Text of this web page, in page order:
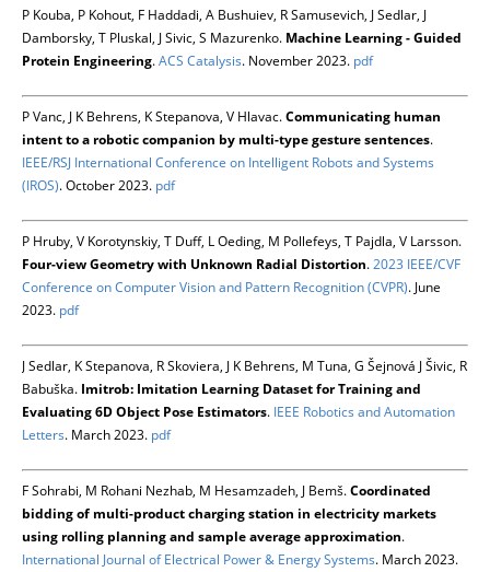
P Kouba, P Kohout, F Haddadi, A Bushuiev, R Samusevich, J Sedlar, J
Damborsky, T Pluskal, J Sivic, S Mazurenko. Machine Learning - Guided
Protein Engineering.ACS Catalysis. November 2023. pdf
P Vanc, J K Behrens, K Stepanova, V Hlavac.Communicating human
intent to a robotic companion by multi-type gesture sentences.
IEEE/RSJ International Conference on Intelligent Robots and Systems
(IROS). October 2023. pdf
P Hruby, V Korotynskiy, T Duff, L Oeding, M Pollefeys, T Pajdla, V Larsson.
Four-view Geometry with Unknown Radial Distortion.2023 IEEE/CVF
Conference on Computer Vision and Pattern Recognition (CVPR). June
2023. pdf
J Sedlar, K Stepanova, R Skoviera, J K Behrens, M Tuna, G Šejnová J Šivic, R
Babuška. Imitrob: Imitation Learning Dataset for Training and
Evaluating 6D Object Pose Estimators. IEEE Robotics and Automation
Letters. March 2023. pdf
F Sohrabi, M Rohani Nezhab, M Hesamzadeh, J Bemš.Coordinated
bidding of multi-product charging station in electricity markets
using rolling planning and sample average approximation.
International Journal of Electrical Power & Energy Systems. March 2023.